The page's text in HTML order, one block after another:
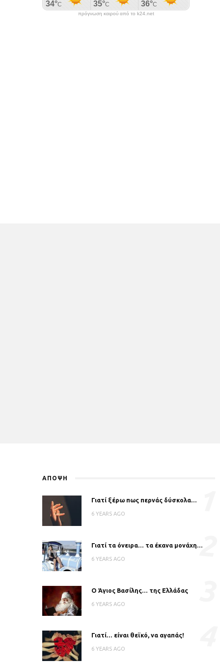
πρόγνωση καιρού από το k24.net
ΑΠΟΨΗ
Γιατί ξέρω πως περνάς δύσκολα…
6 YEARS AGO
Γιατί τα όνειρα… τα έκανα μονάχη…
6 YEARS AGO 2
Ο Άγιος Βασίλης… της Ελλάδας
6 YEARS AGO
Γιατί… είναι θεϊκό, να αγαπάς!
6 YEARS AGO